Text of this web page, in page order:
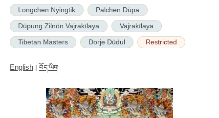
Longchen Nyingtik Palchen Düpa
Düpung Zilnön Vajrakīlaya Vajrakīlaya
Tibetan Masters Dorje Düdul Restricted
English | བོད་ཡིག